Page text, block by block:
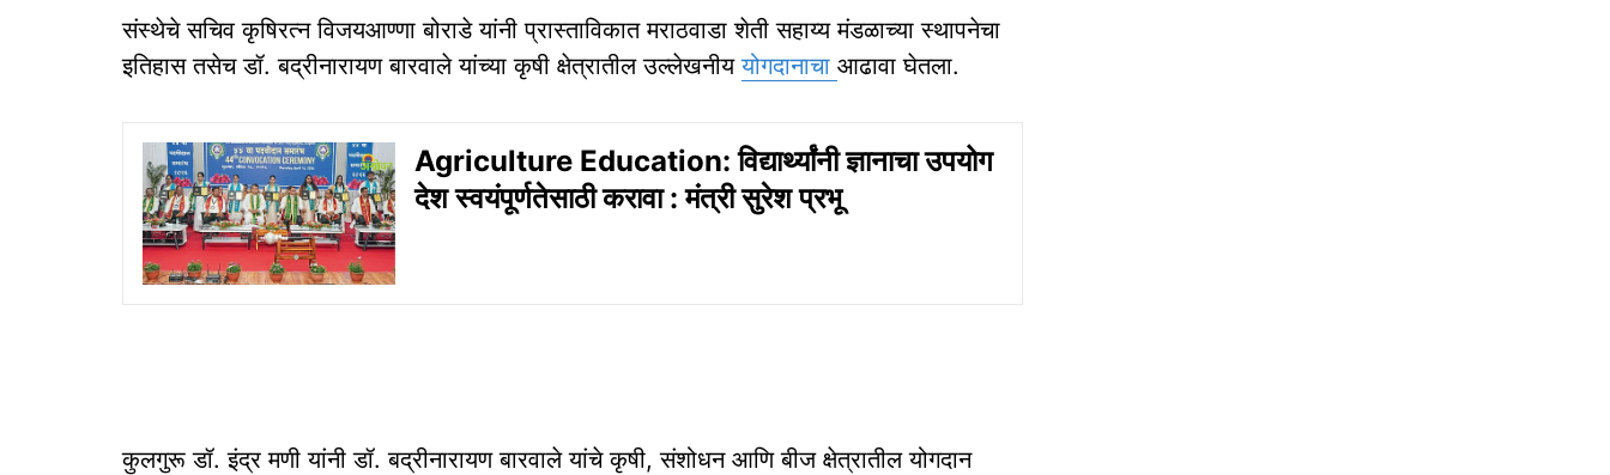
संस्थेचे सचिव कृषिरत्न विजयआण्णा बोराडे यांनी प्रास्ताविकात मराठवाडा शेती सहाय्य मंडळाच्या स्थापनेचा
इतिहास तसेच डॉ. बद्रीनारायण बारवाले यांच्या कृषी क्षेत्रातील उल्लेखनीययोगदानाचा आढावा घेतला.
Agriculture Education: विद्यार्थ्यांनी ज्ञानाचा उपयोग
देश स्वयंपूर्णतेसाठी करावा : मंत्री सुरेश प्रभू
कुलगुरू डॉ. इंद्र मणी यांनी डॉ. बद्रीनारायण बारवाले यांचे कृषी, संशोधन आणि बीज क्षेत्रातील योगदान